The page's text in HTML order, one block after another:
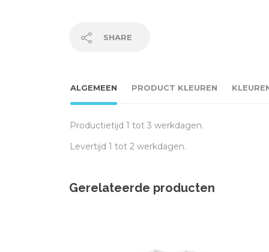
SHARE
ALGEMEEN PRODUCT KLEUREN
Productietijd 1 tot 3 werkdagen.
Levertijd 1 tot 2 werkdagen.
Gerelateerde producten